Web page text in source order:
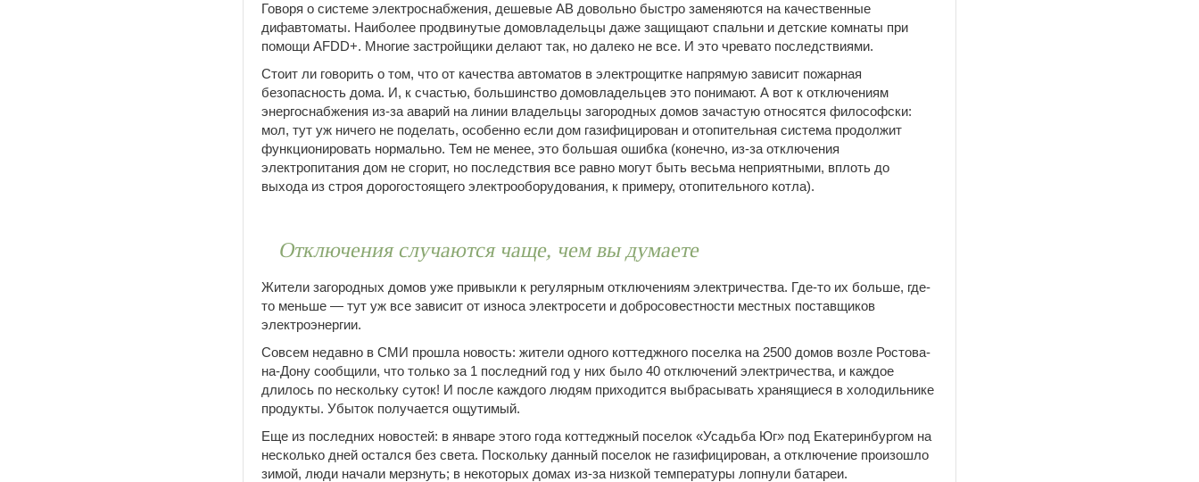
Говоря о системе электроснабжения, дешевые АВ довольно быстро заменяются на качественные
дифавтоматы. Наиболее продвинутые домовладельцы даже защищают спальни и детские комнаты при
помощи AFDD+. Многие застройщики делают так, но далеко не все. И это чревато последствиями.
Стоит ли говорить о том, что от качества автоматов в электрощитке напрямую зависит пожарная
безопасность дома. И, к счастью, большинство домовладельцев это понимают. А вот к отключениям
энергоснабжения из-за аварий на линии владельцы загородных домов зачастую относятся философски:
мол, тут уж ничего не поделать, особенно если дом газифицирован и отопительная система продолжит
функционировать нормально. Тем не менее, это большая ошибка (конечно, из-за отключения
электропитания дом не сгорит, но последствия все равно могут быть весьма неприятными, вплоть до
выхода из строя дорогостоящего электрооборудования, к примеру, отопительного котла).
Отключения случаются чаще, чем вы думаете
Жители загородных домов уже привыкли к регулярным отключениям электричества. Где-то их больше, где-
то меньше — тут уж все зависит от износа электросети и добросовестности местных поставщиков
электроэнергии.
Совсем недавно в СМИ прошла новость: жители одного коттеджного поселка на 2500 домов возле Ростова-
на-Дону сообщили, что только за 1 последний год у них было 40 отключений электричества, и каждое
длилось по нескольку суток! И после каждого людям приходится выбрасывать хранящиеся в холодильнике
продукты. Убыток получается ощутимый.
Еще из последних новостей: в январе этого года коттеджный поселок «Усадьба Юг» под Екатеринбургом на
несколько дней остался без света. Поскольку данный поселок не газифицирован, а отключение произошло
зимой, люди начали мерзнуть; в некоторых домах из-за низкой температуры лопнули батареи.